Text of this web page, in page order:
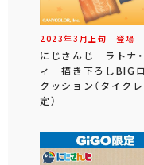
2023年3 月 上旬 登場
にじさんじ ラトナ・
ィ 描き下ろしBIG
クッション（タイク
定）